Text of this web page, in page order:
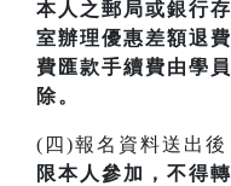
本人之郵局或銀行
室辦理優惠差額退費
費匯款手續費由學
除。
(四)報名資料送出後
限本人參加，不得轉